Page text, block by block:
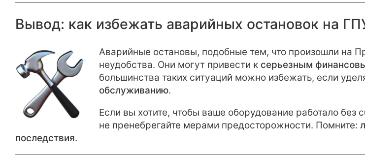
Вывод: как избежать аварийных остановок на
Аварийные остановы, подобные тем, что произошли на
неудобства. Они могут привести к серьезным
большинства таких ситуаций можно избежать, если
обслуживанию.
Если вы хотите, чтобы ваше оборудование работало
не пренебрегайте мерами предосторожности. Помните:
последствия.